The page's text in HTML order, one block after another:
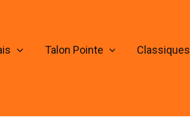
Talon Pointe
Classiques